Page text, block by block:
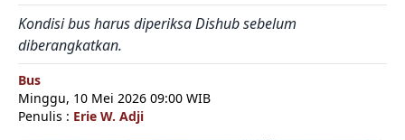
Kondisi bus harus diperiksa Dishub sebelum
diberangkatkan.
Bus
Minggu, 10 Mei 2026 09:00 WIB
Penulis : Erie W. Adji